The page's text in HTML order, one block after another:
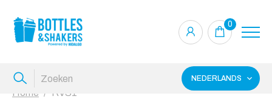
0
NEDERLANDS
Home RVS1